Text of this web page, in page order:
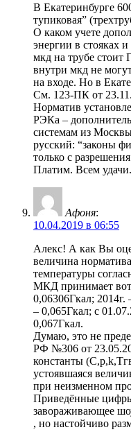
В Екатеринбурге
тупиковая”
О каком учете
энергии в стояках
мкд на трубе стоит
внутри мкд не
на входе. Но в
См. 123-ПК от
Норматив
РЭКа –
системам из
русский: “законы
только с
Платим. Всем удачи.
Афоня:
10.04.2019 в 06:55
Алекс! А как Вы
величина
температуры
МКД принимает вот
0,06306Гкал; 2014г.
– 0,065Гкал; с
0,067Гкал.
Думаю, это не
РФ №306 от
константы
устоявшаяся
при неизменном
Приведённые
завораживающее
, но настойчиво